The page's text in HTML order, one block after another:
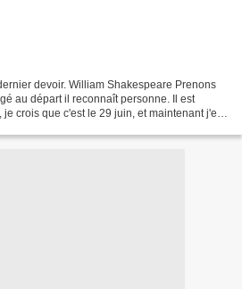
devoir. William Shakespeare Prenons
au départ il reconnaît personne. Il est
crois que c'est le 29 juin, et maintenant j'en